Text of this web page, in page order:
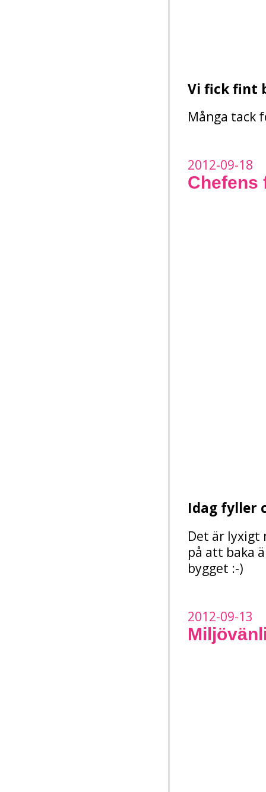
Vi fick fint
Många tack
2012-09-18
Chefens
Idag fyller
Det är lyxigt
på att baka
bygget :-)
2012-09-13